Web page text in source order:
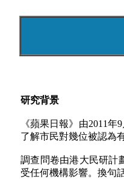
研究背景
《蘋果日報》由2011
了解市民對幾位被認為
調查問卷由港大民研計
受任何機構影響。換句